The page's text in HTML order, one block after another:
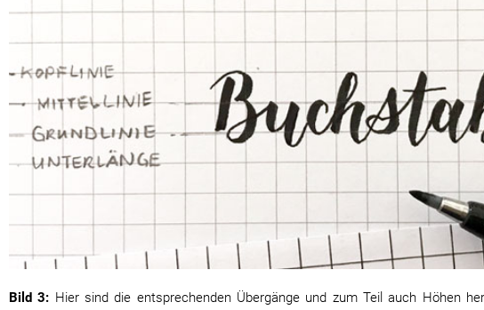
Bild 3: Hier sind die entsprechenden Übergänge und zum Teil auch Höhen